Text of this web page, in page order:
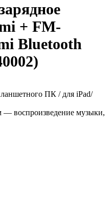
+ FM-
Bluetooth
ПК / для iPad/
— воспроизведение музыки,